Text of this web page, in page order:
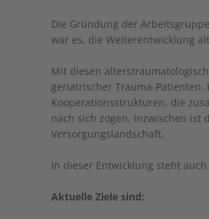
Die Gründung der
war es, die Weiterentwicklung
Mit diesen
geriatrischer Trauma-
Kooperationsstrukturen, die
nach sich zogen. Inzwischen
Versorgungslandschaft.
In dieser Entwicklung steht
Aktuelle Ziele sind: